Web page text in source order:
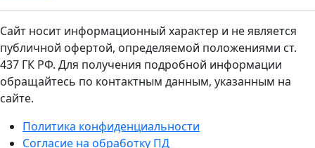
Сайт носит информационный характер и не является
публичной офертой, определяемой положениями ст.
437 ГК РФ. Для получения подробной информации
обращайтесь по контактным данным, указанным на
сайте.
Политика конфиденциальности
Согласие на обработку ПД